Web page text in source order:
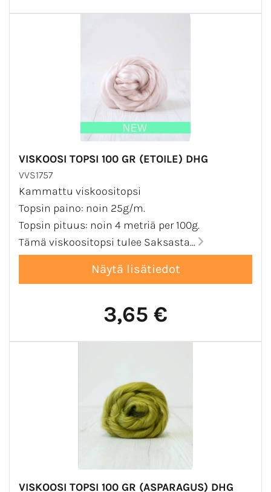
VISKOOSI TOPSI 100 GR (ETOILE) DHG
VVS1757
Kammattu viskoositopsi
Topsin paino: noin 25g/m.
Topsin pituus: noin 4 metriä per 100g.
Tämä viskoositopsi tulee Saksasta...
3,65 €
VISKOOSI TOPSI 100 GR (ASPARAGUS) DHG